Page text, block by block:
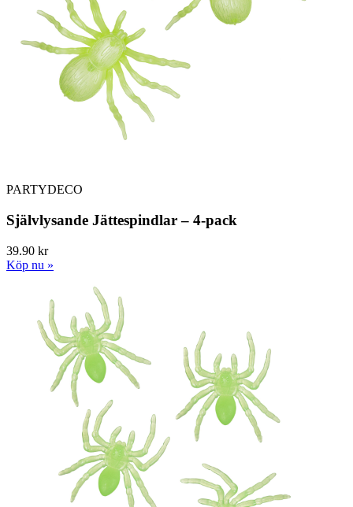
PARTYDECO
Självlysande Jättespindlar – 4-pack
39.90 kr
Köp nu »